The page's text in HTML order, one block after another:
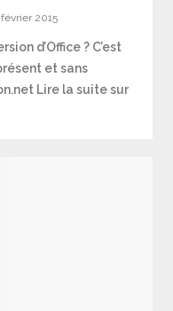
février 2015
d’Office ? C’est
et sans
Lire la suite sur